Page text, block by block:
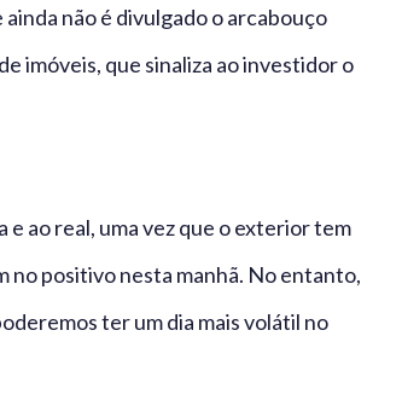
não é divulgado o arcabouço
imóveis, que sinaliza ao investidor o
ao real, uma vez que o exterior tem
no positivo nesta manhã. No entanto,
ter um dia mais volátil no